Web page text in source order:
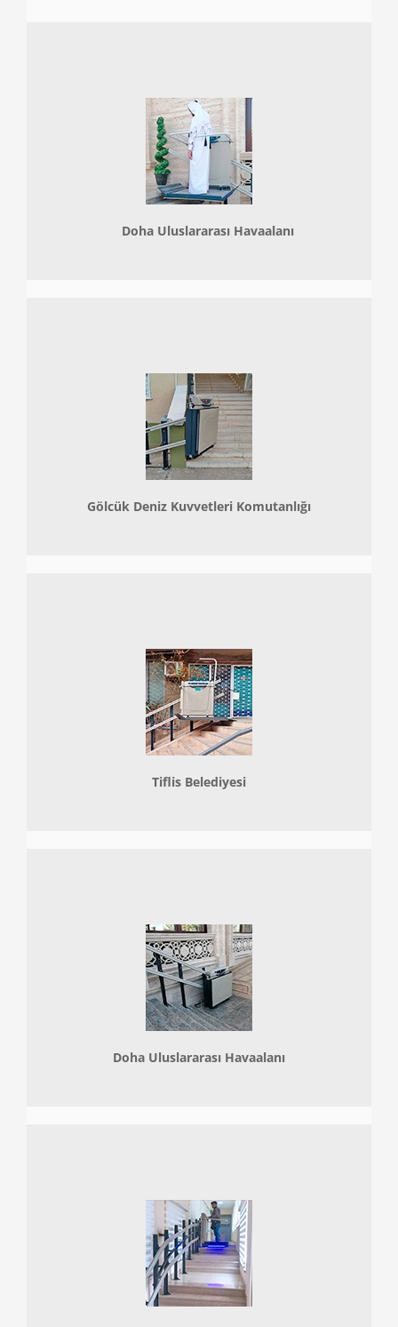
Doha Uluslararası Havaalanı
Gölcük Deniz Kuvvetleri Komutanlığı
Tiflis Belediyesi
Doha Uluslararası Havaalanı